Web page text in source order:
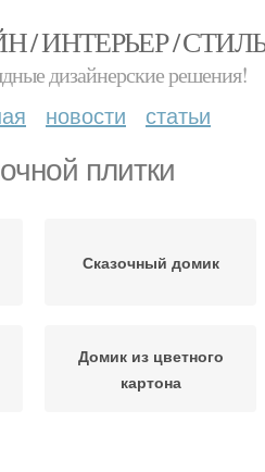
/ ИНТЕРЬЕР /
дизайнерские решения!
новости статьи
плитки
Сказочный домик
Домик из цветного
картона